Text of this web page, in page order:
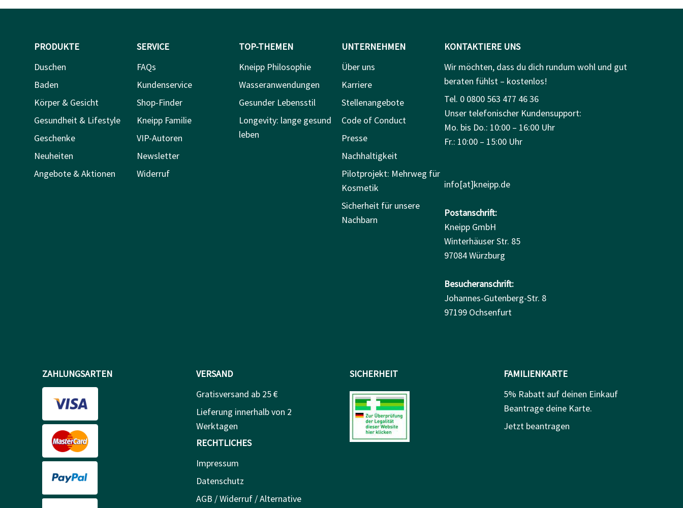
PRODUKTE
Duschen
Baden
Körper & Gesicht
Gesundheit & Lifestyle
Geschenke
Neuheiten
Angebote & Aktionen
SERVICE
FAQs
Kundenservice
Shop-Finder
Kneipp Familie
VIP-Autoren
Newsletter
Widerruf
TOP-THEMEN
Kneipp Philosophie
Wasseranwendungen
Gesunder Lebensstil
Longevity: lange gesund
leben
UNTERNEHMEN
Über uns
Karriere
Stellenangebote
Code of Conduct
Presse
Nachhaltigkeit
Pilotprojekt: Mehrweg für
Kosmetik
Sicherheit für unsere
Nachbarn
KONTAKTIERE UNS
Wir möchten, dass du dich rundum wohl und gut
beraten fühlst – kostenlos!
Tel. 0 0800 563 477 46 36
Unser telefonischer Kundensupport:
Mo. bis Do.: 10:00 – 16:00 Uhr
Fr.: 10:00 – 15:00 Uhr
info[at]kneipp.de
Postanschrift:
Kneipp GmbH
Winterhäuser Str. 85
97084 Würzburg
Besucheranschrift:
Johannes-Gutenberg-Str. 8
97199 Ochsenfurt
ZAHLUNGSARTEN
VERSAND
Gratisversand ab 25 €
Lieferung innerhalb von 2
Werktagen
RECHTLICHES
Impressum
Datenschutz
AGB / Widerruf / Alternative
SICHERHEIT
FAMILIENKARTE
5% Rabatt auf deinen Einkauf
Beantrage deine Karte.
Jetzt beantragen